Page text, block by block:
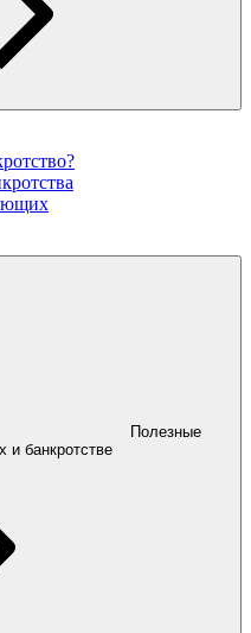
Полезные
и банкротстве